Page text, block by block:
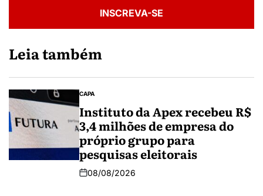
INSCREVA-SE
Leia também
CAPA
Instituto da Apex recebeu R$
3,4 milhões de empresa do
próprio grupo para
pesquisas eleitorais
08/08/2026